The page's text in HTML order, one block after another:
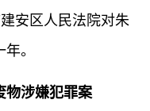
安区人民法院对朱
。
物涉嫌犯罪案